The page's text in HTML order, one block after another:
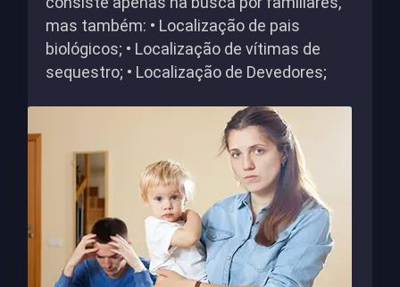
mas também: • Localização de pais
biológicos; • Localização de vítimas de
sequestro; • Localização de Devedores;